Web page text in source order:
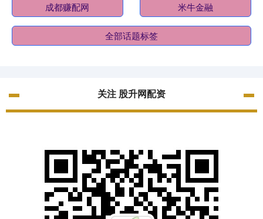
成都赚配网 米牛金融
全部话题标签
关注 股升网配资